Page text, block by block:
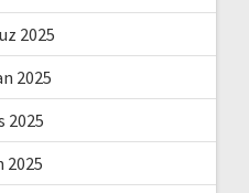
2025
2025
2025
2025